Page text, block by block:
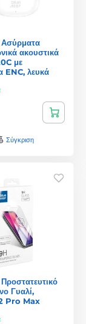
ακουστικά
με
ENC, λευκά
Σύγκριση
Γυαλί,
Pro Max